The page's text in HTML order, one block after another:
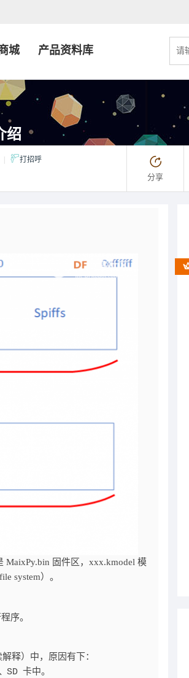
城 产品资料库
绍
打招呼
分享
MaixPy.bin 固件区，xxx.kmodel 模
system）。
序。
释）中，原因有下：
SD 卡中。